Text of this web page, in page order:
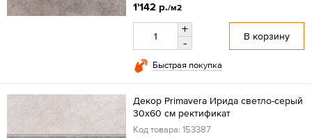
1'142 р./м2
+
-
В корзину
Быстрая покупка
Декор Primavera Ирида светло-серый
30х60 см ректификат
Код товара: 153387